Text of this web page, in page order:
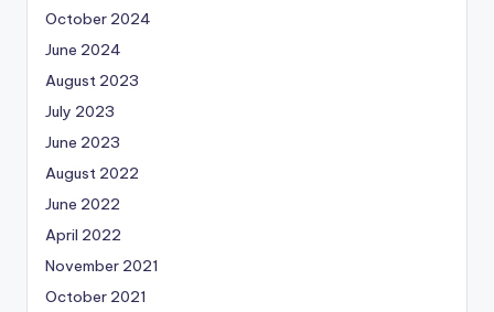
October 2024
June 2024
August 2023
July 2023
June 2023
August 2022
June 2022
April 2022
November 2021
October 2021